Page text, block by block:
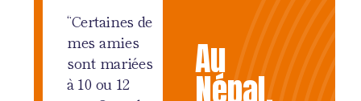
“Certaines de
mes amies
sont mariées
à 10 ou 12
Au
Népal,